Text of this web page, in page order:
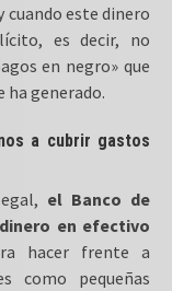
este dinero
es decir, no
en negro» que
ha generado.
a cubrir gastos
el Banco de
en efectivo
hacer frente a
como pequeñas